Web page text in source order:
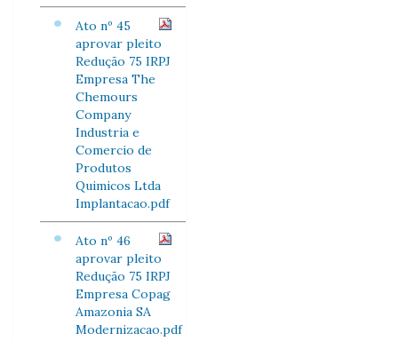
Ato nº 45
aprovar pleito
Redução 75 IRPJ
Empresa The
Chemours
Company
Industria e
Comercio de
Produtos
Quimicos Ltda
Implantacao.pdf
Ato nº 46
aprovar pleito
Redução 75 IRPJ
Empresa Copag
Amazonia SA
Modernizacao.pdf